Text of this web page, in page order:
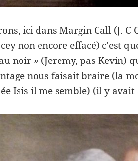
ici dans Margin Call (J. C
non encore effacé) c’est
noir » (Jeremy, pas Kevin)
nous faisait braire (la
Isis il me semble) (il y avait